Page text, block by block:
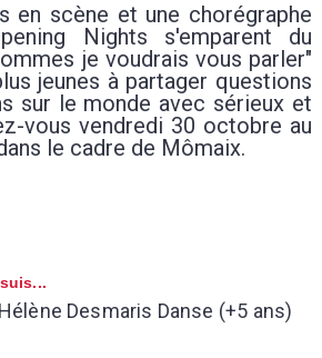
en scène et une chorégraphe
Nights s'emparent du
je voudrais vous parler"
jeunes à partager questions
sur le monde avec sérieux et
vous vendredi 30 octobre au
le cadre de Mômaix.
Desmaris Danse (+5 ans)